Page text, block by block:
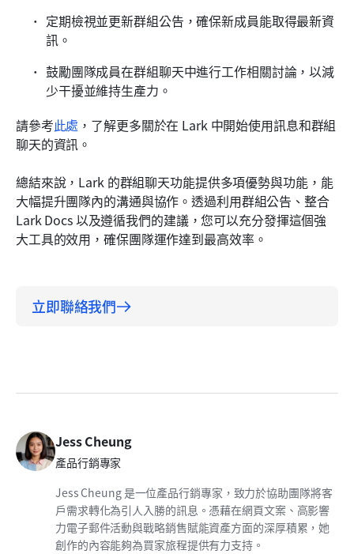
定期檢視並更新群組公告，確保新成員能取得最新資
訊。
鼓勵團隊成員在群組聊天中進行工作相關討論，以減
少干擾並維持生產力。
請參考此處 ，了解更多關於在 Lark 中開始使用訊息和群組
聊天的資訊。
總結來說，Lark 的群組聊天功能提供多項優勢與功能，能
大幅提升團隊內的溝通與協作。透過利用群組公告、整合
Lark Docs 以及遵循我們的建議，您可以充分發揮這個強
大工具的效用，確保團隊運作達到最高效率。
立即聯絡我們
Jess Cheung
產品行銷專家
Jess Cheung 是一位產品行銷專家，致力於協助團隊將客
戶需求轉化為引人入勝的訊息。憑藉在網頁文案、高影響
力電子郵件活動與戰略銷售賦能資產方面的深厚積累，她
創作的內容能夠為買家旅程提供有力支持。